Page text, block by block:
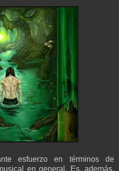
esfuerzo en términos de
en general. Es, además,